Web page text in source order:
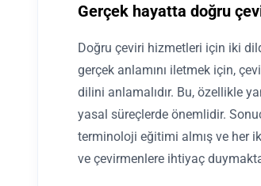
Gerçek hayatta doğru
Doğru çeviri hizmetleri için iki
gerçek anlamını iletmek için,
dilini anlamalıdır. Bu, özellikle
yasal süreçlerde önemlidir.
terminoloji eğitimi almış ve her
ve çevirmenlere ihtiyaç